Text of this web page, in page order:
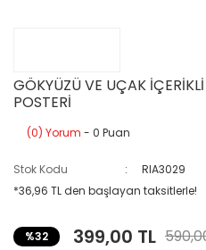
GÖKYÜZÜ VE UÇAK
POSTERİ
(0) Yorum - 0 Puan
Stok Kodu
RIA3029
*36,96 TL den başlayan taksitlerle!
%32 399,00 TL